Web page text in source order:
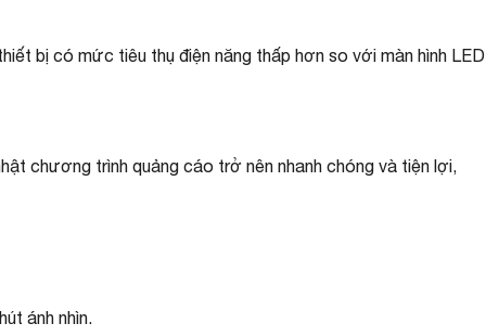
bị có mức tiêu thụ điện năng thấp hơn so với màn hình LED
chương trình quảng cáo trở nên nhanh chóng và tiện lợi,
ánh nhìn.